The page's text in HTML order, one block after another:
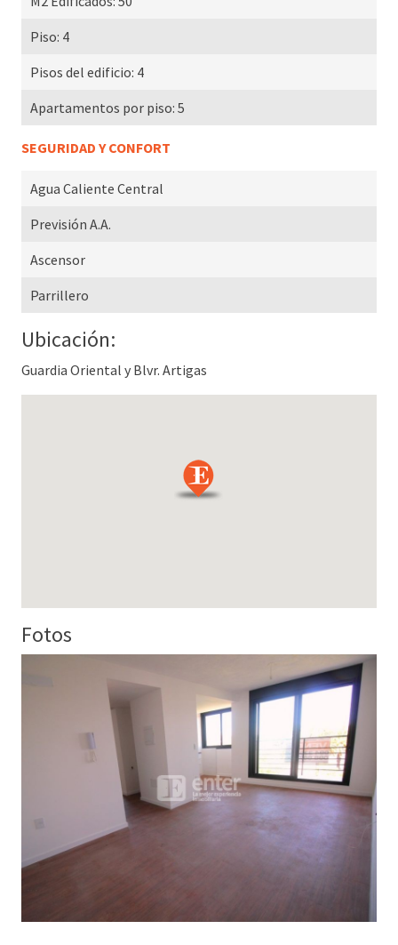
Piso: 4
Pisos del edificio: 4
Apartamentos por piso: 5
SEGURIDAD Y CONFORT
Agua Caliente Central
Previsión A.A.
Ascensor
Parrillero
Ubicación:
Guardia Oriental y Blvr. Artigas
Fotos